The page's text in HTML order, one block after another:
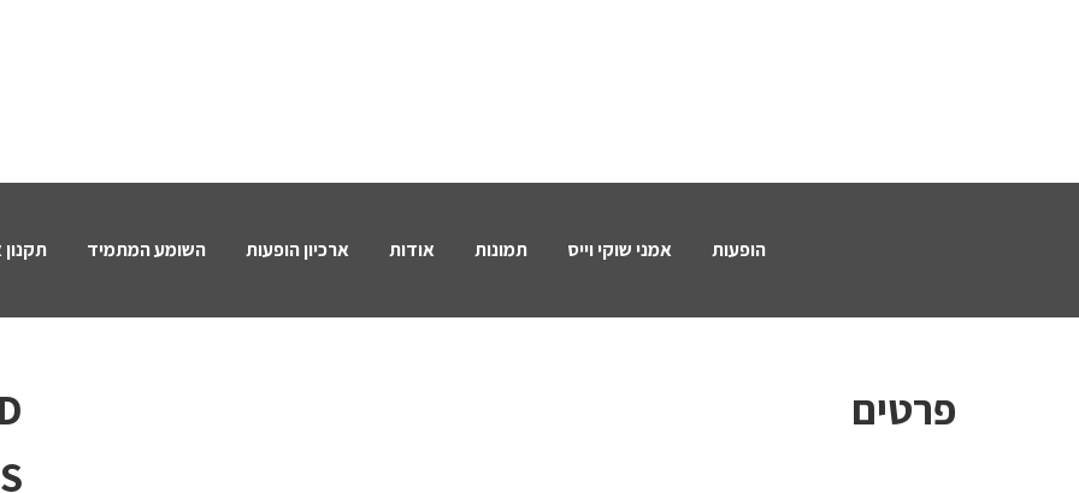
הופעות אמני שוקי וייס תמונות אודות ארכיון הופעות השומע המתמיד
פרטים